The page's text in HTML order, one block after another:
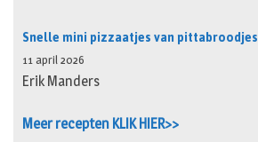
Snelle mini pizzaatjes van pittabroodjes
11 april 2026
Erik Manders
Meer recepten KLIK HIER>>